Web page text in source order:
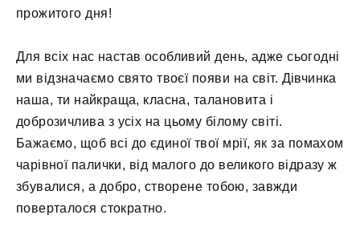
прожитого дня!
Для всіх нас настав особливий день, адже сьогодні
ми відзначаємо свято твоєї появи на світ. Дівчинка
наша, ти найкраща, класна, талановита і
доброзичлива з усіх на цьому білому світі.
Бажаємо, щоб всі до єдиної твої мрії, як за помахом
чарівної палички, від малого до великого відразу ж
збувалися, а добро, створене тобою, завжди
поверталося стократно.